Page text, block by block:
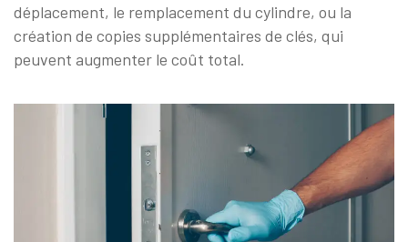
déplacement, le remplacement du cylindre, ou la
création de copies supplémentaires de clés, qui
peuvent augmenter le coût total.